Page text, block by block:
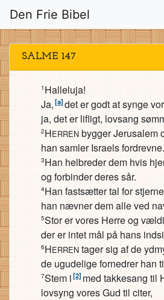
Den Frie Bibel
SALME 147
1 Halleluja!
Ja,[a]det er godt at synge
ja, det er lifligt, lovsang
2HERREN bygger Jerusalem
han samler Israels fordrevne.
3Han helbreder dem hvis
og forbinder deres sår.
4Han fastsætter tal for
han nævner dem alle ved
5Stor er vores Herre og
der er intet mål på hans
6HERREN tager sig af de
de ugudelige fornedrer han
7Stem i[2]med takkesang til
lovsyng vores Gud til citer,